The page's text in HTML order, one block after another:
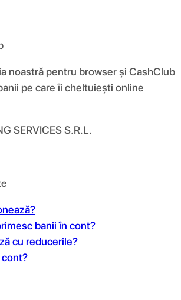
noastră pentru browser și CashClub
pe care îi cheltuiești online
SERVICES S.R.L.
banii în cont?
cu reducerile?